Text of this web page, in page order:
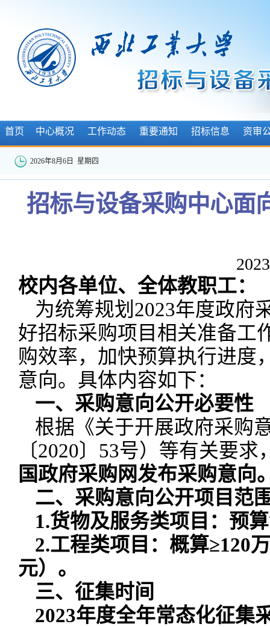
首页 中心概况 工作动态 重要通知 招标信息 资审
2026年8月6日 星期四
招标与设备采购中心面
校内各单位、全体教职工：
为统筹规划2023年度政府
好招标采购项目相关准备工
购效率，加快预算执行进度
意向。具体内容如下：
一、采购意向公开必要性
根据《关于开展政府采购
〔2020〕53号）等有关要求
国政府采购网发布采购意向
二、采购意向公开项目范
1.货物及服务类项目：预
2.工程类项目：概算≥120
元）。
三、征集时间
2023年度全年常态化征集